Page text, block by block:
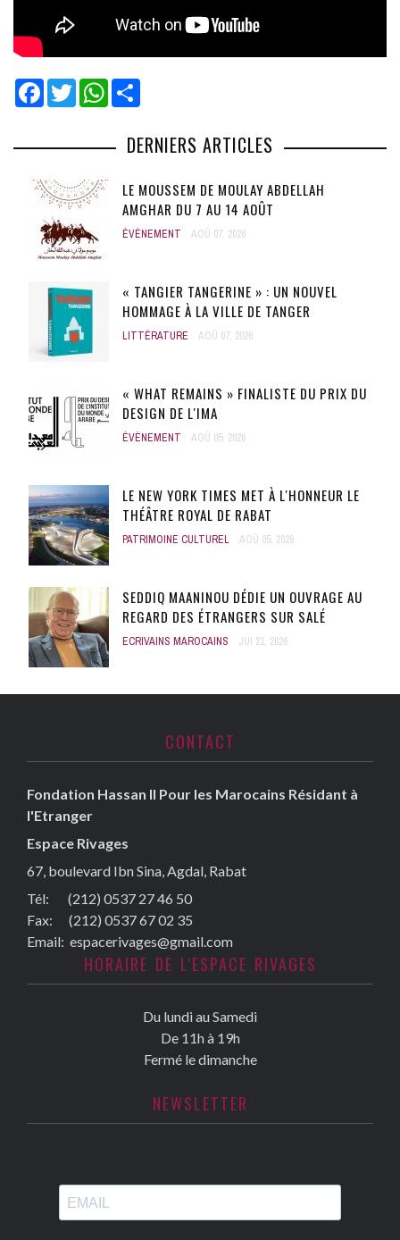
Facebook
TwitterWhatsApp
DERNIERS ARTICLES
LE MOUSSEM DE MOULAY ABDELLAH
AMGHAR DU 7 AU 14 AOÛT
ÉVÈNEMENT AOÛ 07, 2026
« TANGIER TANGERINE » : UN NOUVEL
HOMMAGE À LA VILLE DE TANGER
LITTÉRATURE AOÛ 07, 2026
« WHAT REMAINS » FINALISTE DU PRIX DU
DESIGN DE L'IMA
ÉVÈNEMENT AOÛ 05, 2026
LE NEW YORK TIMES MET À L'HONNEUR LE
THÉÂTRE ROYAL DE RABAT
PATRIMOINE CULTUREL AOÛ 05, 2026
SEDDIQ MAANINOU DÉDIE UN OUVRAGE AU
REGARD DES ÉTRANGERS SUR SALÉ
ECRIVAINS MAROCAINS JUI 21, 2026
CONTACT
Fondation Hassan II Pour les Marocains Résidant à
l'Etranger
Espace Rivages
67, boulevard Ibn Sina, Agdal, Rabat
Tél: (212) 0537 27 46 50
Fax: (212) 0537 67 02 35
Email: espacerivages@gmail.com
HORAIRE DE L'ESPACE RIVAGES
Du lundi au Samedi
De 11h à 19h
Fermé le dimanche
NEWSLETTER